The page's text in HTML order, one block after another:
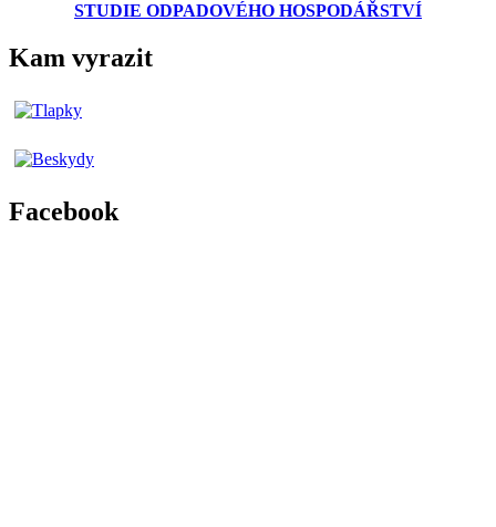
STUDIE ODPADOVÉHO HOSPODÁŘSTVÍ
Kam vyrazit
Facebook